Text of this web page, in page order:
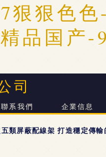
狠狠色
品国产-
司
聯系我們 企業信息
類屏蔽配線架 打造穩定傳